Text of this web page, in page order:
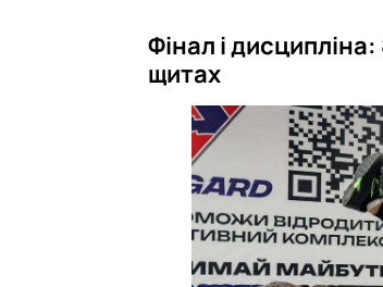
Фінал і
щитах